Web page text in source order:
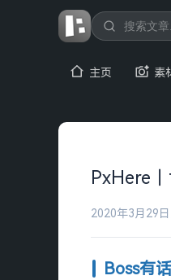
主页 素
PxHere
2020年3月29日
Boss有